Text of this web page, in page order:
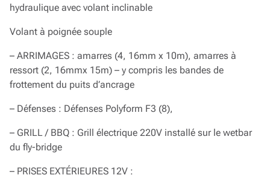
hydraulique avec volant inclinable
Volant à poignée souple
– ARRIMAGES : amarres (4, 16mm x 10m), amarres à
ressort (2, 16mmx 15m) – y compris les bandes de
frottement du puits d’ancrage
– Défenses : Défenses Polyform F3 (8),
– GRILL / BBQ : Grill électrique 220V installé sur le wetbar
du fly-bridge
– PRISES EXTÉRIEURES 12V :